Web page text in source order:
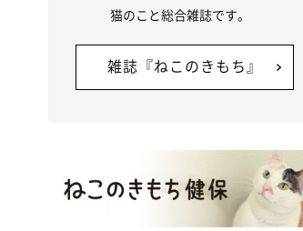
猫のこと総合雑誌です。
雑誌『ねこのきもち』